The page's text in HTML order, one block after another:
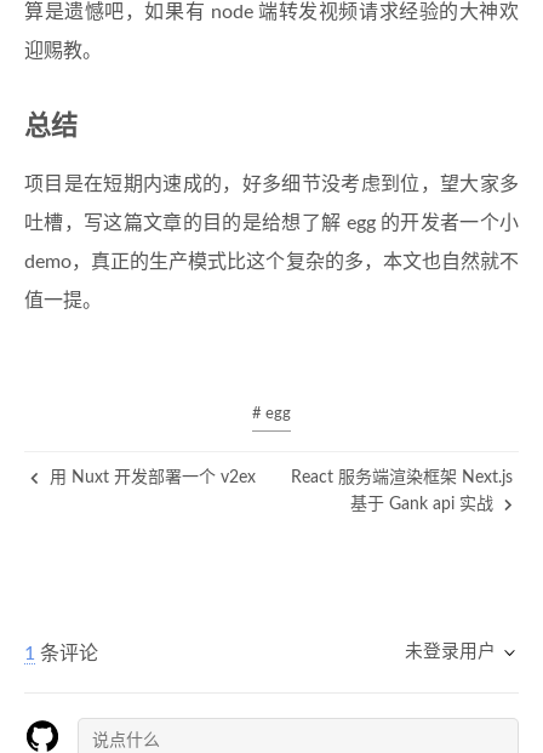
算是遗憾吧，如果有 node 端转发视频请求经验的大神欢
迎赐教。
总结
项目是在短期内速成的，好多细节没考虑到位，望大家多
吐槽，写这篇文章的目的是给想了解 egg 的开发者一个小
demo，真正的生产模式比这个复杂的多，本文也自然就不
值一提。
# egg
用 Nuxt 开发部署一个 v2ex
React 服务端渲染框架 Next.js
基于 Gank api 实战
1 条评论 未登录用户